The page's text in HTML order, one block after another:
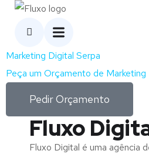
Marketing Digital Serpa
Peça um Orçamento de
Pedir Orçamento
Fluxo
Fluxo Digital é uma agência